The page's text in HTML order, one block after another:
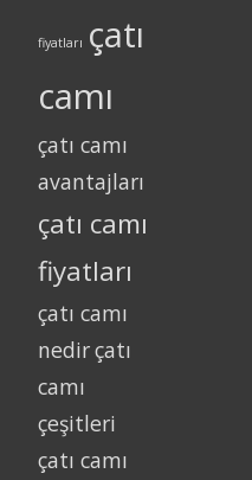
fiyatları çatı
camı
çatı camı
avantajları
çatı camı
fiyatları
çatı camı
nedirçatı
camı
çeşitleri
çatı camı